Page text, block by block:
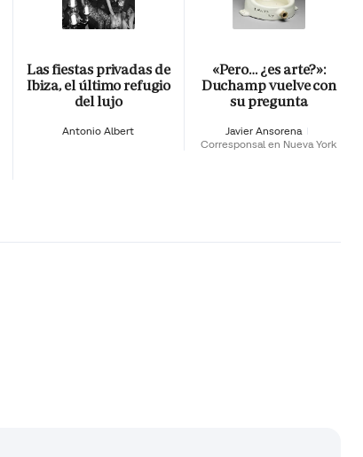
Las fiestas privadas de
Ibiza, el último refugio
del lujo
Antonio Albert
«Pero… ¿es arte?»:
Duchamp vuelve con
su pregunta
Javier Ansorena
Corresponsal en Nueva York